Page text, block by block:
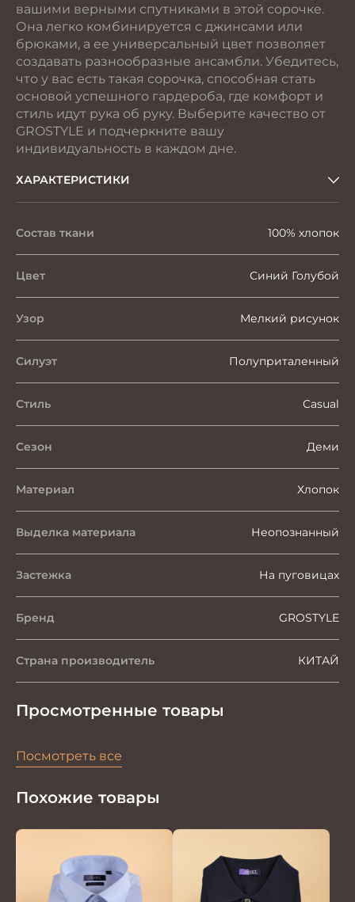
вашими верными спутниками в этой сорочке.
Она легко комбинируется с джинсами или
брюками, а ее универсальный цвет позволяет
создавать разнообразные ансамбли. Убедитесь,
что у вас есть такая сорочка, способная стать
основой успешного гардероба, где комфорт и
стиль идут рука об руку. Выберите качество от
GROSTYLE и подчеркните вашу
индивидуальность в каждом дне.
ХАРАКТЕРИСТИКИ
Состав ткани 100% хлопок
Цвет Синий Голубой
Узор Мелкий рисунок
Силуэт Полуприталенный
Стиль Casual
Сезон Деми
Материал Хлопок
Выделка материала Неопознанный
Застежка На пуговицах
Бренд GROSTYLE
Страна производитель КИТАЙ
Просмотренные товары
Посмотреть все
Похожие товары